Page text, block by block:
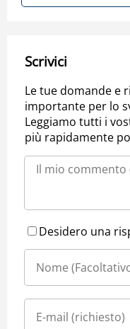
Scrivici
Le tue domande e
importante per lo
Leggiamo tutti i
più rapidamente
Desidero una